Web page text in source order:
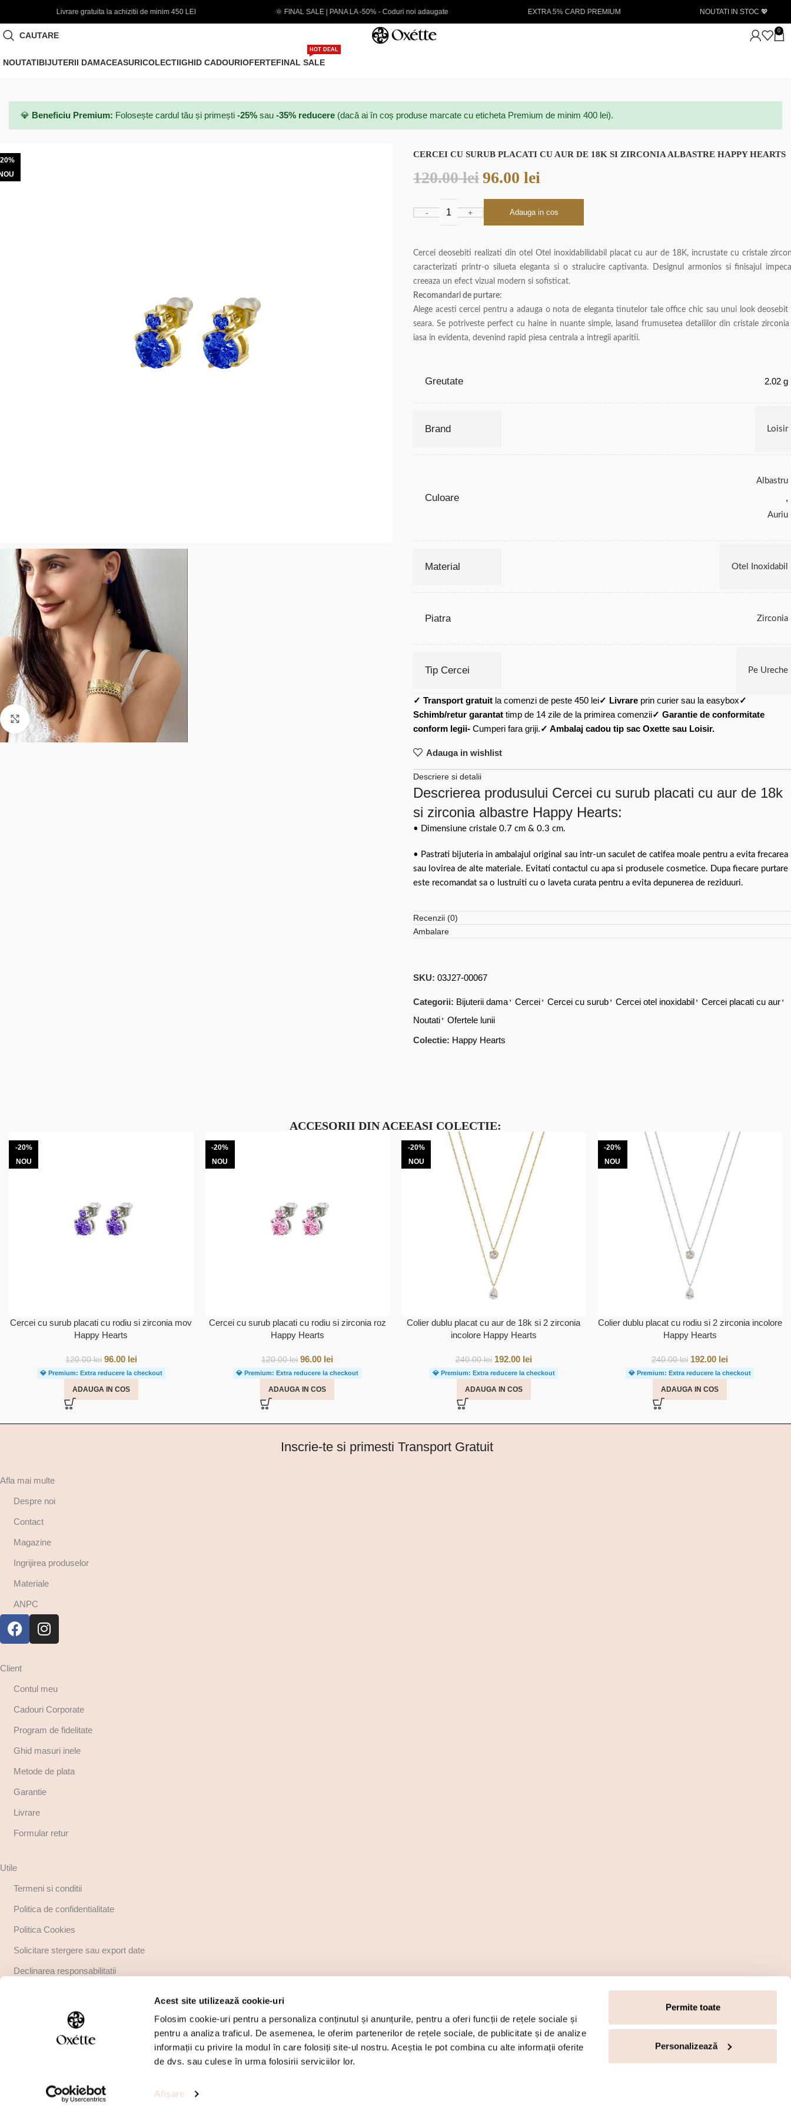
Acest site utilizează cookie-uri
Folosim cookie-uri pentru a personaliza conținutul și anunțurile, pentru a oferi funcții de rețele sociale și
pentru a analiza traficul. De asemenea, le oferim partenerilor de rețele sociale, de publicitate și de analize
informații cu privire la modul în care folosiți site-ul nostru. Aceștia le pot combina cu alte informații oferite
de dvs. sau culese în urma folosirii serviciilor lor.
Afişare
Permite toate
Personalizează
de minim 450 LEI 🌞 FINAL SALE | PANA LA -50% - Coduri noi adaugate EXTRA 5% CARD PREMIUM NOUTATI IN STOC 💖 Livrare gratuita la
CAUTARE 0
NOUTATIBIJUTERII DAMACEASURICOLECTIIGHID CADOURIOFERTEFINAL SALE
HOT DEAL
💎 Beneficiu Premium: Folosește cardul tău și primești -25% sau -35% reducere (dacă ai în coș produse marcate cu eticheta Premium de minim 400 lei).
Click to enlarge
CERCEI CU SURUB PLACATI CU AUR DE 18K SI ZIRCONIA ALBASTRE HAPPY HEARTS
120.00lei96.00 lei
Adauga in cos
Cercei deosebiti realizati din otel Otel inoxidabilidabil placat cu aur de 18K, incrustate cu cristale
caracterizati printr-o silueta eleganta si o stralucire captivanta. Designul armonios si finisajul
creeaza un efect vizual modern si sofisticat.
Recomandari de purtare:
Alege acesti cercei pentru a adauga o nota de eleganta tinutelor tale office chic sau unui look deosebit
seara. Se potriveste perfect cu haine in nuante simple, lasand frumusetea detaliilor din cristale zirconia
iasa in evidenta, devenind rapid piesa centrala a intregii aparitii.
Greutate 2.02 g
Brand Loisir
Culoare
Albastru
,
Auriu
Material Otel Inoxidabil
Piatra Zirconia
Tip Cercei Pe Ureche
✓ Transport gratuit la comenzi de peste 450 lei✓ Livrare prin curier sau la easybox✓
Schimb/retur garantat timp de 14 zile de la primirea comenzii✓ Garantie de conformitate
conform legii- Cumperi fara griji.✓ Ambalaj cadou tip sac Oxette sau Loisir.
Adauga in wishlist
Descriere si detalii
Descrierea produsului Cercei cu surub placati cu aur de 18k
si zirconia albastre Happy Hearts:
• Dimensiune cristale 0.7 cm & 0.3 cm.
• Pastrati bijuteria in ambalajul original sau intr-un saculet de catifea moale pentru a evita frecarea
sau lovirea de alte materiale. Evitati contactul cu apa si produsele cosmetice. Dupa fiecare purtare
este recomandat sa o lustruiti cu o laveta curata pentru a evita depunerea de reziduuri.
Recenzii (0)
Ambalare
SKU: 03J27-00067
Categorii: Bijuterii dama, Cercei, Cercei cu surub, Cercei otel inoxidabil, Cercei placati cu aur,
Noutati, Ofertele lunii
Colectie: Happy Hearts
ACCESORII DIN ACEEASI COLECTIE:
-20%
NOU
Cercei cu surub placati cu rodiu si zirconia mov
Happy Hearts
120.00lei 96.00 lei
💎 Premium: Extra reducere la checkout
ADAUGA IN COS
-20%
NOU
Cercei cu surub placati cu rodiu si zirconia roz
Happy Hearts
120.00lei 96.00 lei
💎 Premium: Extra reducere la checkout
ADAUGA IN COS
-20%
NOU
Colier dublu placat cu aur de 18k si 2 zirconia
incolore Happy Hearts
240.00lei 192.00 lei
💎 Premium: Extra reducere la checkout
ADAUGA IN COS
-20%
NOU
Colier dublu placat cu rodiu si 2 zirconia incolore
Happy Hearts
240.00lei 192.00 lei
💎 Premium: Extra reducere la checkout
ADAUGA IN COS
Inscrie-te si primesti Transport Gratuit
Afla mai multe
Despre noi
Contact
Magazine
Ingrijirea produselor
Materiale
ANPC
Client
Contul meu
Cadouri Corporate
Program de fidelitate
Ghid masuri inele
Metode de plata
Garantie
Livrare
Formular retur
Utile
Termeni si conditii
Politica de confidentialitate
Politica Cookies
Solicitare stergere sau export date
Declinarea responsabilitatii
Regulamente promotii
Copyright © 2026 All rights reserved Sc Perideo International Srl, CUI 16742057, Reg. Com.